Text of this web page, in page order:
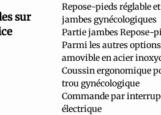
sur
Repose-pieds réglable
jambes gynécologiques
Partie jambes Repose-
Parmi les autres
amovible en acier
Coussin ergonomique
trou gynécologique
Commande par
électrique